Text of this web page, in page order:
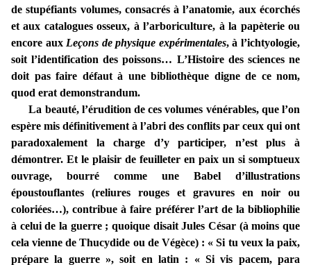
de stupéfiants volumes, consacrés à l’anatomie, aux écorchés
et aux catalogues osseux, à l’arboriculture, à la papèterie ou
encore aux Leçons de physique expérimentales, à l’ichtyologie,
soit l’identification des poissons… L’Histoire des sciences ne
doit pas faire défaut à une bibliothèque digne de ce nom,
quod erat demonstrandum.
La beauté, l’érudition de ces volumes vénérables, que l’on
espère mis définitivement à l’abri des conflits par ceux qui ont
paradoxalement la charge d’y participer, n’est plus à
démontrer. Et le plaisir de feuilleter en paix un si somptueux
ouvrage, bourré comme une Babel d’illustrations
époustouflantes (reliures rouges et gravures en noir ou
coloriées…), contribue à faire préférer l’art de la bibliophilie
à celui de la guerre ; quoique disait Jules César (à moins que
cela vienne de Thucydide ou de Végèce) : « Si tu veux la paix,
prépare la guerre », soit en latin : « Si vis pacem, para